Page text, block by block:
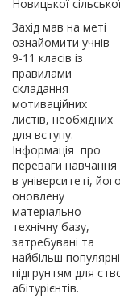
Новицької
Захід мав на меті
ознайомити учнів
9-11 класів із
правилами
складання
мотиваційних
листів, необхідних
для вступу.
Інформація про
переваги навчання
в університеті, його
оновлену
матеріально-
технічну базу,
затребувані та
найбільш
підгрунтям для
абітурієнтів.